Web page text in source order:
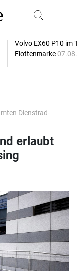
Volvo EX60 P10 im
Flottenmarke
Dienstrad-
erlaubt